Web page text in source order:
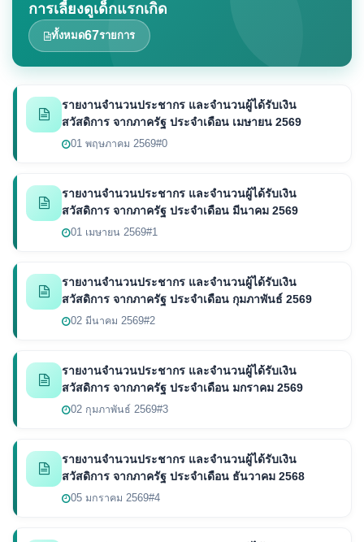
การเลี้ยงดูเด็กแรกเกิด
ทั้งหมด67รายการ
รายงานจำนวนประชากร และจำนวนผู้ได้รับเงิน
สวัสดิการ จากภาครัฐ ประจำเดือน เมษายน 2569
01 พฤษภาคม 2569#0
รายงานจำนวนประชากร และจำนวนผู้ได้รับเงิน
สวัสดิการ จากภาครัฐ ประจำเดือน มีนาคม 2569
01 เมษายน 2569#1
รายงานจำนวนประชากร และจำนวนผู้ได้รับเงิน
สวัสดิการ จากภาครัฐ ประจำเดือน กุมภาพันธ์ 2569
02 มีนาคม 2569#2
รายงานจำนวนประชากร และจำนวนผู้ได้รับเงิน
สวัสดิการ จากภาครัฐ ประจำเดือน มกราคม 2569
02 กุมภาพันธ์ 2569#3
รายงานจำนวนประชากร และจำนวนผู้ได้รับเงิน
สวัสดิการ จากภาครัฐ ประจำเดือน ธันวาคม 2568
05 มกราคม 2569#4